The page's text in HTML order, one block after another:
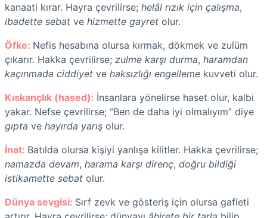
kanaati kırar. Hayra çevrilirse; helâl rızık için çalışma,
ibadette sebat ve hizmette gayret olur.
Öfke: Nefis hesabına olursa kırmak, dökmek ve zulüm
çıkarır. Hakka çevrilirse; zulme karşı durma, haramdan
kaçınmada ciddiyet ve haksızlığı engelleme kuvveti olur.
Kıskançlık (hased): İnsanlara yönelirse haset olur, kalbi
yakar. Nefse çevrilirse; “Ben de daha iyi olmalıyım” diye
gıpta ve hayırda yarış olur.
İnat: Batılda olursa kişiyi yanlışa kilitler. Hakka çevrilirse;
namazda devam, harama karşı direnç, doğru bildiği
istikamette sebat olur.
Dünya sevgisi: Sırf zevk ve gösteriş için olursa gafleti